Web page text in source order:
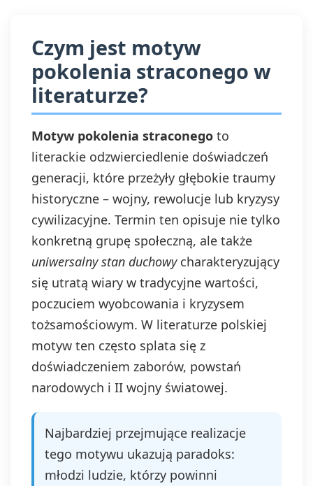
Czym jest motyw
pokolenia straconego w
literaturze?
Motyw pokolenia straconego to
literackie odzwierciedlenie doświadczeń
generacji, które przeżyły głębokie traumy
historyczne – wojny, rewolucje lub kryzysy
cywilizacyjne. Termin ten opisuje nie tylko
konkretną grupę społeczną, ale także
uniwersalny stan duchowycharakteryzujący
się utratą wiary w tradycyjne wartości,
poczuciem wyobcowania i kryzysem
tożsamościowym. W literaturze polskiej
motyw ten często splata się z
doświadczeniem zaborów, powstań
narodowych i II wojny światowej.
Najbardziej przejmujące realizacje
tego motywu ukazują paradoks:
młodzi ludzie, którzy powinni